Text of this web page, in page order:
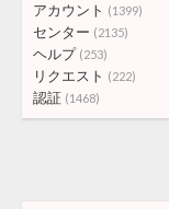
アカウント (1399)
センター (2135)
ヘルプ (253)
リクエスト (222)
認証 (1468)